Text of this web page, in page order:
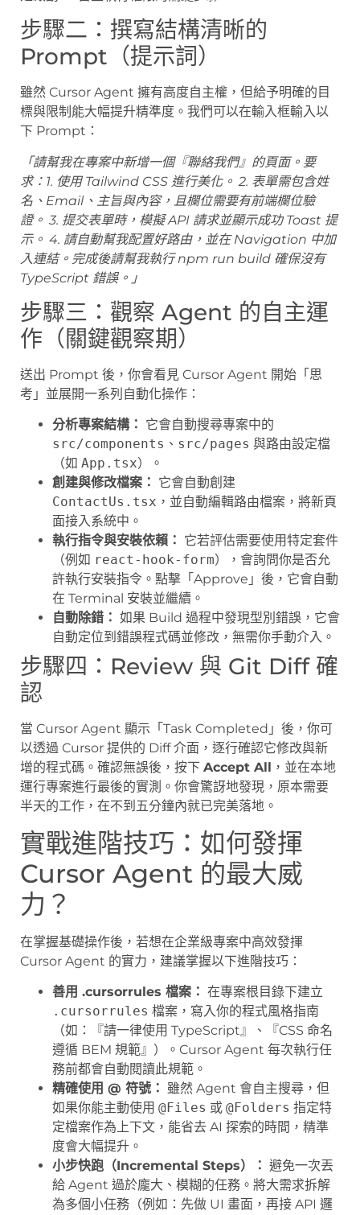
步驟二：撰寫結構清晰的
Prompt（提示詞）
雖然 Cursor Agent 擁有高度自主權，但給予明確的目
標與限制能大幅提升精準度。我們可以在輸入框輸入以
下 Prompt：
「請幫我在專案中新增一個『聯絡我們』的頁面。要
求：1. 使用 Tailwind CSS 進行美化。 2. 表單需包含姓
名、Email、主旨與內容，且欄位需要有前端欄位驗
證。 3. 提交表單時，模擬 API 請求並顯示成功 Toast 提
示。 4. 請自動幫我配置好路由，並在 Navigation 中加
入連結。完成後請幫我執行 npm run build 確保沒有
TypeScript 錯誤。」
步驟三：觀察 Agent 的自主運
作（關鍵觀察期）
送出 Prompt 後，你會看見 Cursor Agent 開始「思
考」並展開一系列自動化操作：
分析專案結構： 它會自動搜尋專案中的
src/components 、 src/pages 與路由設定檔
（如 App.tsx）。
創建與修改檔案： 它會自動創建
ContactUs.tsx ，並自動編輯路由檔案，將新頁
面接入系統中。
執行指令與安裝依賴： 它若評估需要使用特定套件
（例如 react-hook-form），會詢問你是否允
許執行安裝指令。點擊「Approve」後，它會自動
在 Terminal 安裝並繼續。
自動除錯： 如果 Build 過程中發現型別錯誤，它會
自動定位到錯誤程式碼並修改，無需你手動介入。
步驟四：Review 與 Git Diff 確
認
當 Cursor Agent 顯示「Task Completed」後，你可
以透過 Cursor 提供的 Diff 介面，逐行確認它修改與新
增的程式碼。確認無誤後，按下 Accept All
，並在本地
運行專案進行最後的實測。你會驚訝地發現，原本需要
半天的工作，在不到五分鐘內就已完美落地。
實戰進階技巧：如何發揮
Cursor Agent 的最大威
力？
在掌握基礎操作後，若想在企業級專案中高效發揮
Cursor Agent 的實力，建議掌握以下進階技巧：
善用 .cursorrules 檔案： 在專案根目錄下建立
.cursorrules 檔案，寫入你的程式風格指南
（如：『請一律使用 TypeScript』、『CSS 命名
遵循 BEM 規範』）。Cursor Agent 每次執行任
務前都會自動閱讀此規範。
精確使用 @ 符號： 雖然 Agent 會自主搜尋，但
如果你能主動使用 @Files 或 @Folders 指定特
定檔案作為上下文，能省去 AI 探索的時間，精準
度會大幅提升。
小步快跑（Incremental Steps）： 避免一次丟
給 Agent 過於龐大、模糊的任務。將大需求拆解
為多個小任務（例如：先做 UI 畫面，再接 API 邏